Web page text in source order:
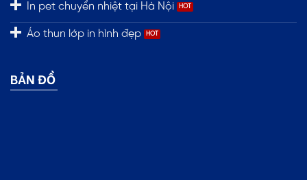
In pet chuyển nhiệt tại Hà Nội
Áo thun lớp in hình đẹp
BẢN ĐỒ